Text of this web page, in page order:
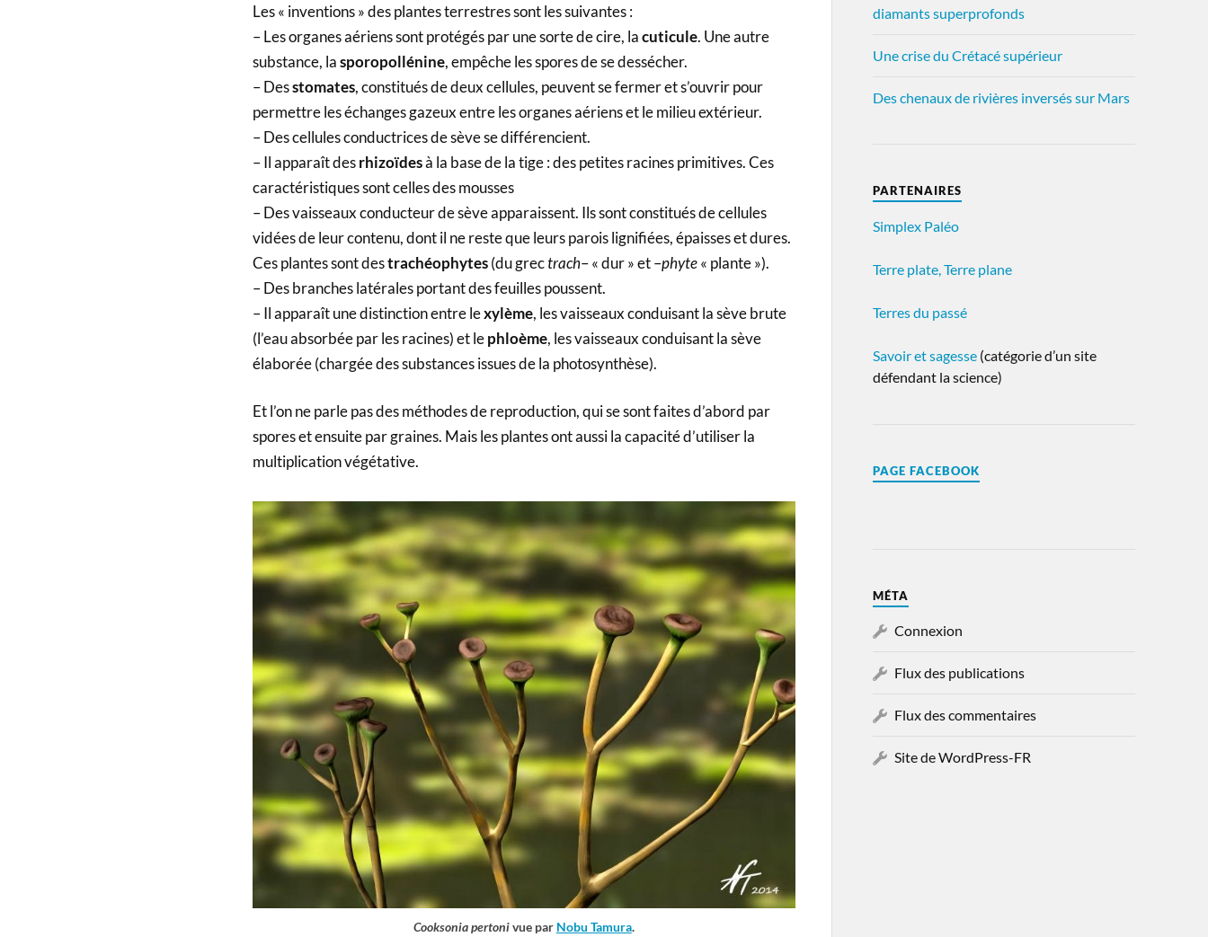
Les « inventions » des plantes terrestres sont les suivantes :
– Les organes aériens sont protégés par une sorte de cire, lacuticule. Une autre
substance, lasporopollénine, empêche les spores de se dessécher.
– Desstomates, constitués de deux cellules, peuvent se fermer et s’ouvrir pour
permettre les échanges gazeux entre les organes aériens et le milieu extérieur.
– Des cellules conductrices de sève se différencient.
– Il apparaît desrhizoïdesà la base de la tige : des petites racines primitives. Ces
caractéristiques sont celles des mousses
– Des vaisseaux conducteur de sève apparaissent. Ils sont constitués de cellules
vidées de leur contenu, dont il ne reste que leurs parois lignifiées, épaisses et dures.
Ces plantes sont destrachéophytes(du grectrach– « dur » et –phyte« plante »).
– Des branches latérales portant des feuilles poussent.
– Il apparaît une distinction entre lexylème, les vaisseaux conduisant la sève brute
(l’eau absorbée par les racines) et lephloème, les vaisseaux conduisant la sève
élaborée (chargée des substances issues de la photosynthèse).
Et l’on ne parle pas des méthodes de reproduction, qui se sont faites d’abord par
spores et ensuite par graines. Mais les plantes ont aussi la capacité d’utiliser la
multiplication végétative.
Cooksonia pertonivue par Nobu Tamura.
diamants superprofonds
Une crise du Crétacé supérieur
Des chenaux de rivières inversés sur Mars
PARTENAIRES
Simplex Paléo
Terre plate, Terre plane
Terres du passé
Savoir et sagesse(catégorie d’un site
défendant la science)
PAGE FACEBOOK
MÉTA
Connexion
Flux des publications
Flux des commentaires
Site de WordPress-FR